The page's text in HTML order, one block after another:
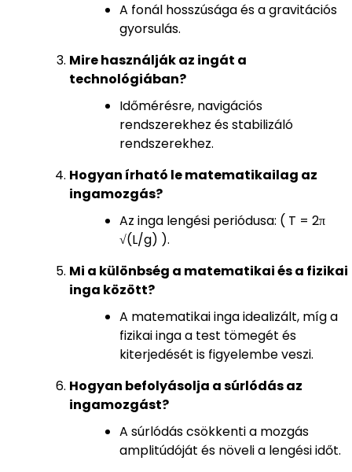
A fonál hosszúsága és a gravitációs
gyorsulás.
Mire használják az ingát a
technológiában?
Időmérésre, navigációs
rendszerekhez és stabilizáló
rendszerekhez.
Hogyan írható le matematikailag az
ingamozgás?
Az inga lengési periódusa: ( T = 2π
√(L/g) ).
Mi a különbség a matematikai és a fizikai
inga között?
A matematikai inga idealizált, míg a
fizikai inga a test tömegét és
kiterjedését is figyelembe veszi.
Hogyan befolyásolja a súrlódás az
ingamozgást?
A súrlódás csökkenti a mozgás
amplitúdóját és növeli a lengési időt.